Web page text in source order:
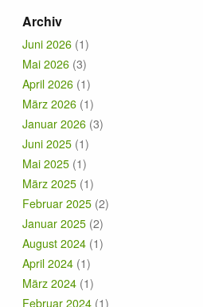
Archiv
Juni 2026 (1)
Mai 2026 (3)
April 2026 (1)
März 2026 (1)
Januar 2026 (3)
Juni 2025 (1)
Mai 2025 (1)
März 2025 (1)
Februar 2025 (2)
Januar 2025 (2)
August 2024 (1)
April 2024 (1)
März 2024 (1)
Februar 2024 (1)